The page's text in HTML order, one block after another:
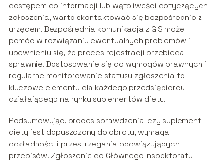
dostępem do informacji lub wątpliwości dotyczących
zgłoszenia, warto skontaktować się bezpośrednio z
urzędem. Bezpośrednia komunikacja z GIS może
pomóc w rozwiązaniu ewentualnych problemów i
upewnieniu się, że proces rejestracji przebiega
sprawnie. Dostosowanie się do wymogów prawnych i
regularne monitorowanie statusu zgłoszenia to
kluczowe elementy dla każdego przedsiębiorcy
działającego na rynku suplementów diety.
Podsumowując, proces sprawdzenia, czy suplement
diety jest dopuszczony do obrotu, wymaga
dokładności i przestrzegania obowiązujących
przepisów. Zgłoszenie do Głównego Inspektoratu